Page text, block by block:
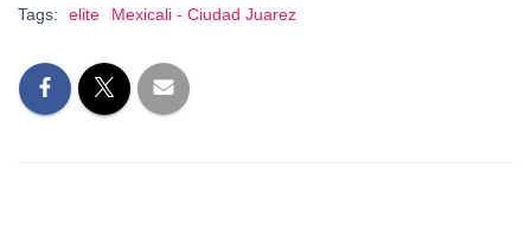
Tags: elite Mexicali - Ciudad Juarez